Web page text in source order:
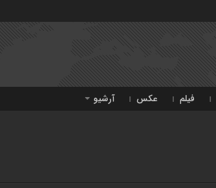
فیلم عکس آرشیو